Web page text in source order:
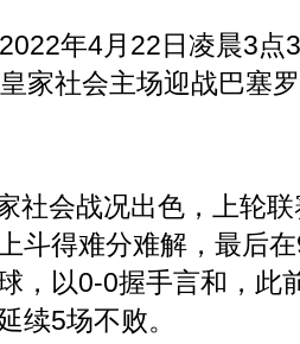
年4月22日凌晨3点
家社会主场迎战巴塞
会战况出色，上轮联
斗得难分难解，最后
，以0-0握手言和，此
续5场不败。